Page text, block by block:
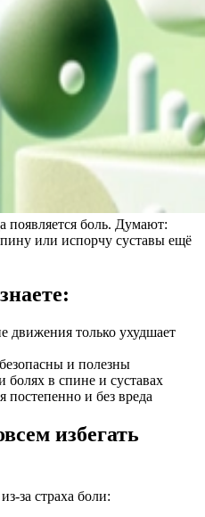
появляется боль. Думают:
или испорчу суставы ещё
движения только ухудшает
и полезны
болях в спине и суставах
постепенно и без вреда
избегать
за страха боли: